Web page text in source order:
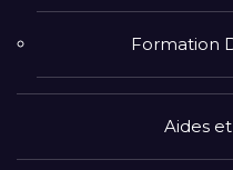
Formation
Aides